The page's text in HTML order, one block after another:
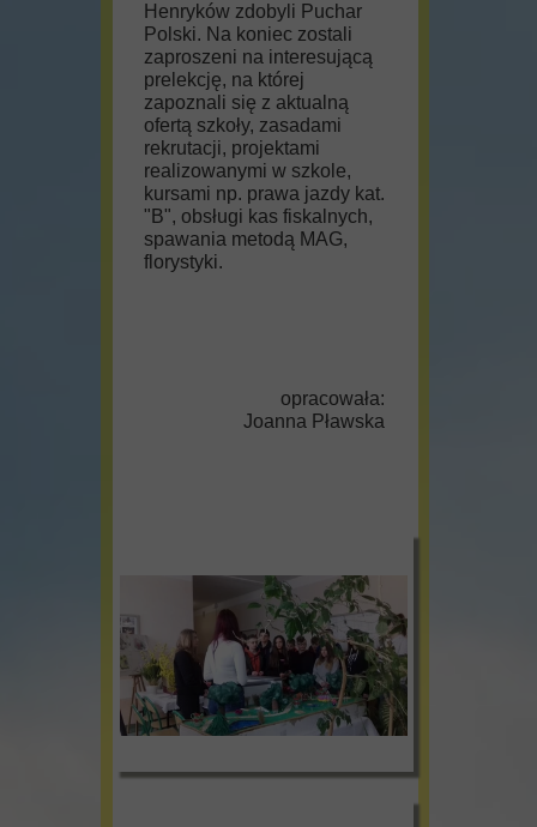
Henryków zdobyli Puchar
Polski. Na koniec zostali
zaproszeni na interesującą
prelekcję, na której
zapoznali się z aktualną
ofertą szkoły, zasadami
rekrutacji, projektami
realizowanymi w szkole,
kursami np. prawa jazdy kat.
"B", obsługi kas fiskalnych,
spawania metodą MAG,
florystyki.
opracowała:
Joanna Pławska